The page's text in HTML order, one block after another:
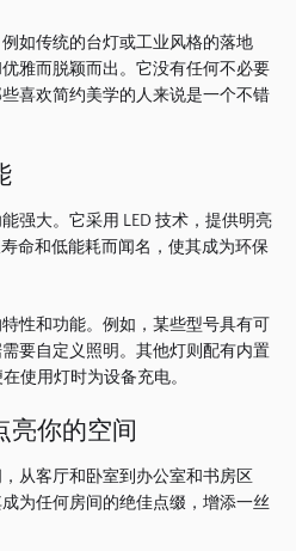
如传统的台灯或工业风格的落地
雅而脱颖而出。 它没有任何不必要
喜欢简约美学的人来说是一个不错
强大。 它采用 LED 技术，提供明亮
寿命和低能耗而闻名，使其成为环保
性和功能。 例如，某些型号具有可
要自定义照明。 其他灯则配有内置
使用灯时为设备充电。
亮你的空间
从客厅和卧室到办公室和书房区
为任何房间的绝佳点缀，增添一丝